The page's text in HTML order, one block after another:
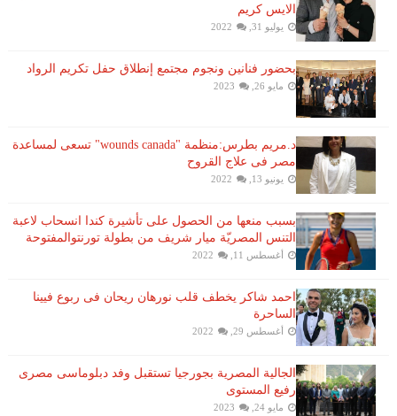
الايس كريم
يوليو 31, 2022
بحضور فنانين ونجوم مجتمع إنطلاق حفل تكريم الرواد
مايو 26, 2023
د.مريم بطرس:منظمة "wounds canada" تسعى لمساعدة
مصر فى علاج القروح
يونيو 13, 2022
بسبب منعها من الحصول على تأشيرة كندا انسحاب لاعبة ​
التنس​ المصريّة ​ميار شريف​ من بطولة ​تورنتو​المفتوحة
أغسطس 11, 2022
احمد شاكر يخطف قلب نورهان ريحان فى ربوع فيينا
الساحرة
أغسطس 29, 2022
الجالية المصرية بجورجيا تستقبل وفد دبلوماسى مصرى
رفيع المستوى
مايو 24, 2023